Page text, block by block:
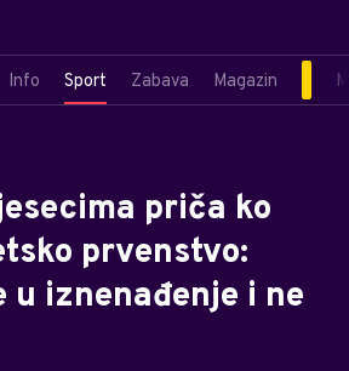
Info Sport Zabava Magazin
priča ko
prvenstvo:
u iznenađenje i ne